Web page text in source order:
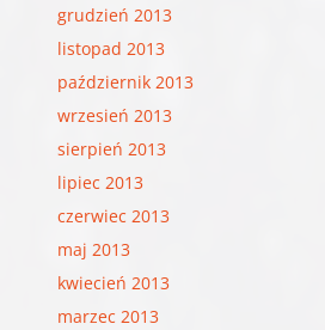
grudzień 2013
listopad 2013
październik 2013
wrzesień 2013
sierpień 2013
lipiec 2013
czerwiec 2013
maj 2013
kwiecień 2013
marzec 2013